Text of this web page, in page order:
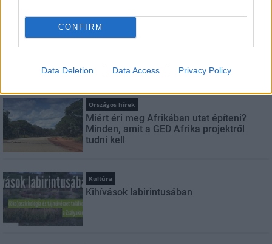
CONFIRM
Data Deletion Data Access Privacy Policy
Országos hírek
Itt az ÉVOSZ megoldása a hőhullámok és
Országos hírek
Miért éri meg Afrikában utat építeni?
Minden, amit a GED Afrika projektről
tudni kell
Kultúra
Kihívások labirintusában